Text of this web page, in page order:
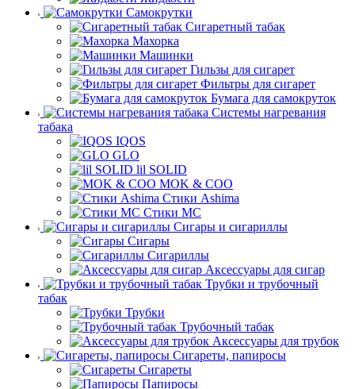
Самокрутки
Сигаретный табак
Махорка
Машинки
Гильзы для сигарет
Фильтры для сигарет
Бумага для самокруток
Системы нагревания
табака
IQOS
GLO
lil SOLID
MOK & COO
Стики Ashima
Стики MC
Сигары и сигариллы
Сигары
Сигариллы
Аксессуары для сигар
Трубки и трубочный
табак
Трубки
Трубочный табак
Аксессуары для трубок
Сигареты, папиросы
Сигареты
Папиросы